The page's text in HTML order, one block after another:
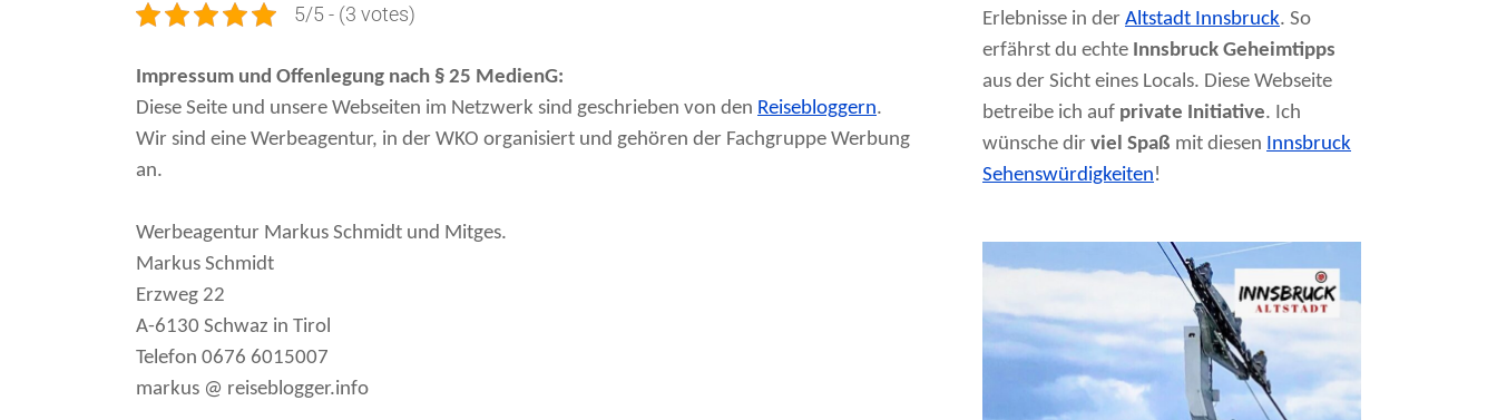
5/5 - (3 votes)
Impressum und Offenlegung nach § 25 MedienG:
Diese Seite und unsere Webseiten im Netzwerk sind geschrieben von den Reisebloggern.
Wir sind eine Werbeagentur, in der WKO organisiert und gehören der Fachgruppe Werbung
an.
Werbeagentur Markus Schmidt und Mitges.
Markus Schmidt
Erzweg 22
A-6130 Schwaz in Tirol
Telefon 0676 6015007
markus @ reiseblogger.info
Erlebnisse in derAltstadt Innsbruck. So
erfährst du echte Innsbruck Geheimtipps
aus der Sicht eines Locals. Diese Webseite
betreibe ich auf private Initiative. Ich
wünsche dirviel Spaß mit diesen Innsbruck
Sehenswürdigkeiten!